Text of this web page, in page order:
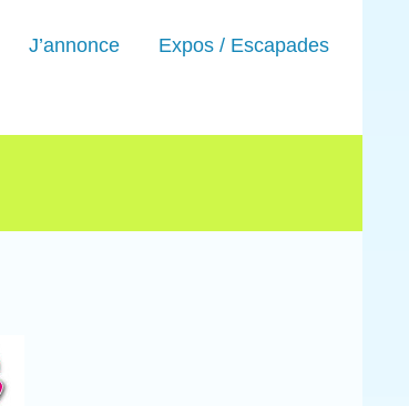
J’annonce Expos / Escapades